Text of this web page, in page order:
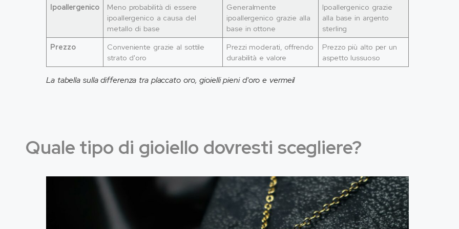
Ipoallergenico
Meno probabilità di essere
ipoallergenico a causa del
metallo di base
Generalmente
ipoallergenico grazie alla
base in ottone
Ipoallergenico grazie
alla base in argento
sterling
Prezzo
Conveniente grazie al sottile
strato d'oro
Prezzi moderati, offrendo
durabilità e valore
Prezzo più alto per un
aspetto lussuoso
La tabella sulla differenza tra placcato oro, gioielli pieni d'oro e vermeil
Quale tipo di gioiello dovresti scegliere?